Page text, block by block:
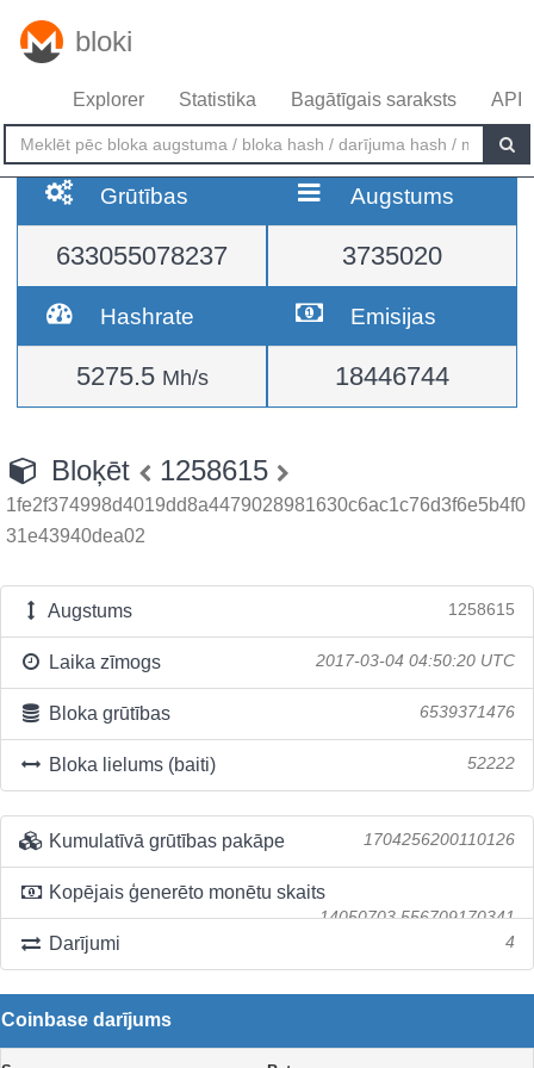
bloki
Explorer Statistika Bagātīgais saraksts API
Grūtības
633055078237
Augstums
3735020
Hashrate
5275.5 Mh/s
Emisijas
18446744
Bloķēt 1258615
1fe2f374998d4019dd8a4479028981630c6ac1c76d3f6e5b4f0
31e43940dea02
Augstums 1258615
Laika zīmogs 2017-03-04 04:50:20 UTC
Bloka grūtības 6539371476
Bloka lielums (baiti) 52222
Kumulatīvā grūtības pakāpe 1704256200110126
Kopējais ģenerēto monētu skaits
14050703.556709170341
Darījumi 4
Coinbase darījums